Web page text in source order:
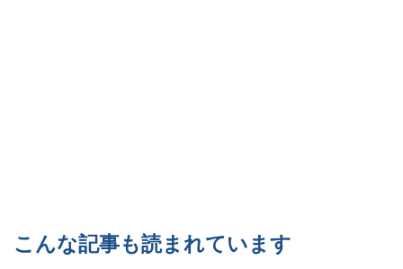
こんな記事も読まれています